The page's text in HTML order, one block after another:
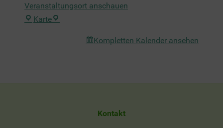
Veranstaltungsort anschauen
KarteHeilig-
Kompletten Kalender ansehen
Kontakt